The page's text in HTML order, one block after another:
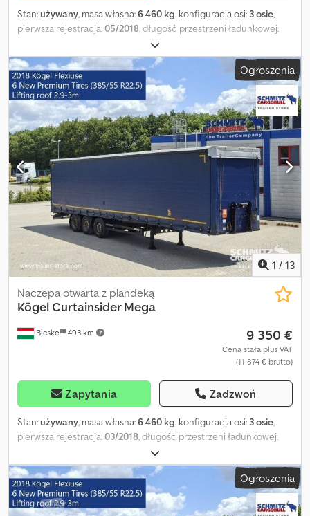
Stan:używany, masa własna:6 460 kg, konfiguracja osi: 3 osie,
pierwsza rejestracja:05/2018, długość przestrzeni ładunkowej:
, szerokość przestrzeni ładunkowej:
wysokość przestrzeni ładunkowej:3 000 mm, objętość
przestrzeni ładunkowej:101 m³ , rozmiar opony: 385/55 R22,5, Rok
budowy:2018, Wyposażenie:ABS, Masa własna: 6460 kg, certyfikat
DIN EN 12642 (kod XL), Powierzchnia załadunkowa (D S W): 13 620
mm x 2 480 mm x 3 000 mm, Rozmiar opony: 385/55 R22.5, Objętość
przestrzeni ładunkowej: 101 m³, 1 oś: , 2 oś: , 3 oś: , zawieszenie
samopoziomujące, elektroniczny system hamulcowy EBS,
przesuwany dach, gniazda 1x15 i 2x7 pin, antispray, podnoszony
dach (ręczny): 2,9 m - 3,0 m, system kurtynowy. Przegląd
wszystkich dostępnych pojazdów znajdą Państwo na naszej
stronie internetowej. Potrzebujesz finansowania? Oferujemy
indywidualne rozwiązania finansowe, umowy serwisowe oraz
usługi telematyczne. Chętnie doradzimy osobiście. Cjdpfezn D D
Tsx Ab Herf
Ogłoszenia
1 / 13
Bicske 493 km
Naczepa otwarta z plandeką
KögelCurtainsider Mega
9 350 €
Cena stała plus VAT
(11 874 € brutto)
Zapytania Zadzwoń
Stan:używany, masa własna:6 460 kg, konfiguracja osi: 3 osie,
pierwsza rejestracja:03/2018 , długość przestrzeni ładunkowej:
, szerokość przestrzeni ładunkowej:
wysokość przestrzeni ładunkowej:3 000 mm, objętość
przestrzeni ładunkowej:101 m³ , rozmiar opony: 385/55 R22,5, Rok
budowy:2018, Wyposażenie:ABS, Masa własna: 6460 kg, certyfikat
DIN EN 12642 (kod XL), Powierzchnia załadunkowa (D S W): 13 620
Ogłoszenia